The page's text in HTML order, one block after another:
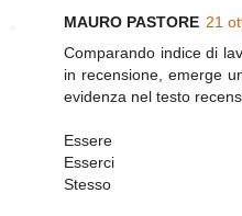
MAURO PASTORE 21
Comparando indice di
in recensione, emerge
evidenza nel testo
Essere
Esserci
Stesso